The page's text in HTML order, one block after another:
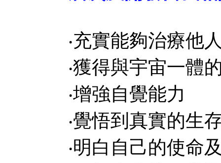
‧充實能夠治療他
‧獲得與宇宙一體
‧增強自覺能力
‧覺悟到真實的生
‧明白自己的使命